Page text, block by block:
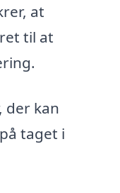
at
til at
der kan
taget i